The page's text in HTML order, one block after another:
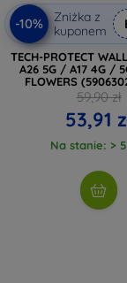
-10%
Zniżka z
kuponem
TECH-PROTECT
A26 5G / A17 4G /
FLOWERS
59,90 zł
53,91
Na stanie: >